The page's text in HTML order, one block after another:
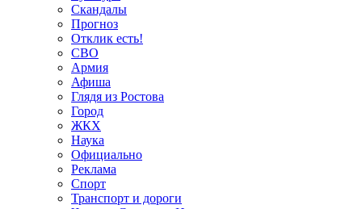
Скандалы
Прогноз
Отклик есть!
СВО
Армия
Афиша
Глядя из Ростова
Город
ЖКХ
Наука
Официально
Реклама
Спорт
Транспорт и дороги